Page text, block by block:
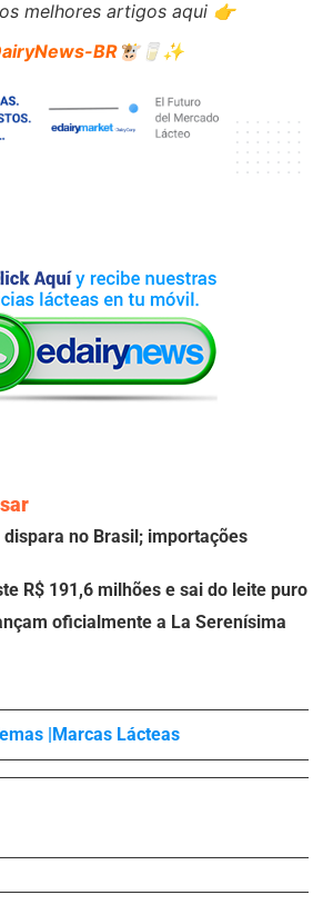
melhores artigos aqui 👉
BR 🐮🥛✨
dispara no Brasil; importações
R$ 191,6 milhões e sai do leite puro
oficialmente a La Serenísima
| Marcas Lácteas